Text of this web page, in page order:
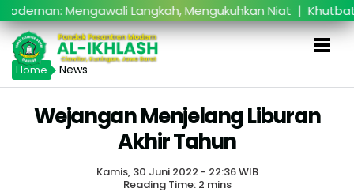
Mengawali Langkah, Mengukuhkan Niat |Khutbatul
Home News
Wejangan Menjelang Liburan
Akhir Tahun
Kamis, 30 Juni 2022 - 22:36 WIB
Reading Time: 2 mins